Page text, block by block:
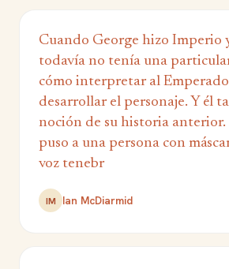
Cuando George hizo Imperio
todavía no tenía una
cómo interpretar al
desarrollar el personaje. Y él
noción de su historia anterior.
puso a una persona con
voz tenebr
IM Ian McDiarmid